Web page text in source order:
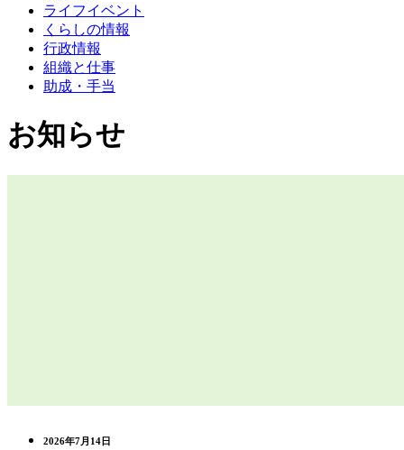
在
の
ー
ジ
ライフイベント
くらしの情報
行政情報
組織と仕事
助成・手当
お知らせ
2026年7月14日